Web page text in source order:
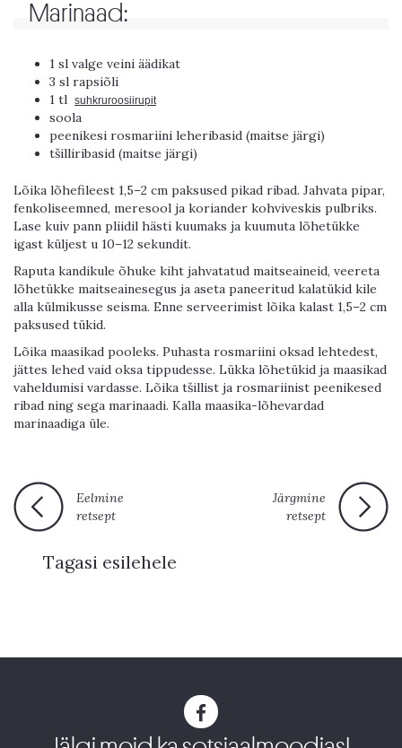
Marinaad:
1 sl valge veini äädikat
3 sl rapsiõli
1 tl suhkruroosiirupit
soola
peenikesi rosmariini leheribasid (maitse järgi)
tšilliribasid (maitse järgi)
Lõika lõhefileest 1,5–2 cm paksused pikad ribad. Jahvata pipar,
fenkoliseemned, meresool ja koriander kohviveskis pulbriks.
Lase kuiv pann pliidil hästi kuumaks ja kuumuta lõhetükke
igast küljest u 10–12 sekundit.
Raputa kandikule õhuke kiht jahvatatud maitseaineid, veereta
lõhetükke maitseainesegus ja aseta paneeritud kalatükid kile
alla külmikusse seisma. Enne serveerimist lõika kalast 1,5–2 cm
paksused tükid.
Lõika maasikad pooleks. Puhasta rosmariini oksad lehtedest,
jättes lehed vaid oksa tippudesse. Lükka lõhetükid ja maasikad
vaheldumisi vardasse. Lõika tšillist ja rosmariinist peenikesed
ribad ning sega marinaadi. Kalla maasika-lõhevardad
marinaadiga üle.
Eelmine
retsept
Järgmine
retsept
Tagasi esilehele